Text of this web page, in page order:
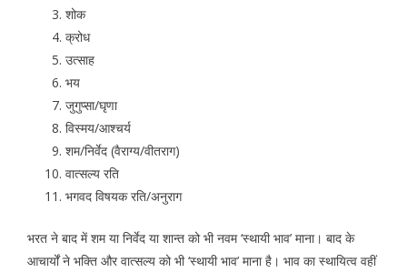
शोक
क्रोध
उत्साह
भय
जुगुप्सा/घृणा
विस्मय/आश्चर्य
शम/निर्वेद (वैराग्य/वीतराग)
वात्सल्य रति
भगवद विषयक रति/अनुराग
भरत ने बाद में शम या निर्वेद या शान्त को भी नवम ‘स्थायी भाव’ माना। बाद के
आचार्यों ने भक्ति और वात्सल्य को भी ‘स्थायी भाव’ माना है। भाव का स्थायित्व वहीं